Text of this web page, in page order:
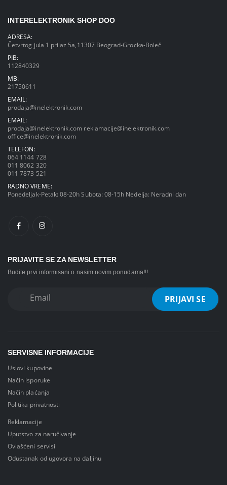
INTERELEKTRONIK SHOP DOO
ADRESA:
Četvrtog jula 1 prilaz 5a,11307 Beograd-Grocka-Boleč
PIB:
112840329
MB:
21750611
EMAIL:
prodaja@inelektronik.com
EMAIL:
prodaja@inelektronik.com reklamacije@inelektronik.com
office@inelektronik.com
TELEFON:
064 1144 728
011 8062 320
011 7873 521
RADNO VREME:
Ponedeljak-Petak: 08-20h Subota: 08-15h Nedelja: Neradni dan
PRIJAVITE SE ZA NEWSLETTER
Budite prvi informisani o nasim novim ponudama!!!
SERVISNE INFORMACIJE
Uslovi kupovine
Način isporuke
Način plaćanja
Politika privatnosti
Reklamacije
Uputstvo za naručivanje
Ovlašćeni servisi
Odustanak od ugovora na daljinu